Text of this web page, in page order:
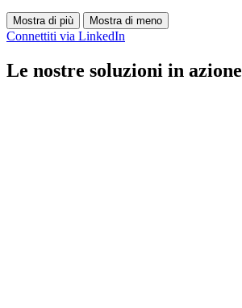
Mostra di più Mostra di meno
Connettiti via LinkedIn
Le nostre soluzioni in azione